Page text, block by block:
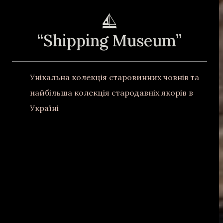
“Shipping Museum”
Унікальна колекція старовинних човнів та
найбільша колекція стародавніх якорів в
Україні